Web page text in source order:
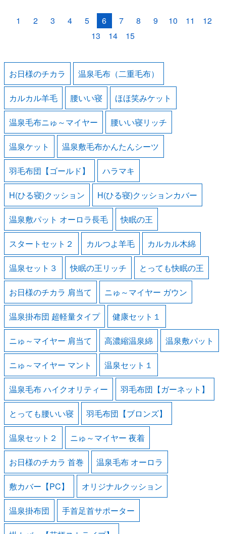
1 2 3 4 5 6 7 8 9 10 11
12
13
14 15
お日様のチカラ 温泉毛布（二重毛布）
カルカル羊毛 腰いい寝 ほほ笑みケット
温泉毛布ニゅ～マイヤー 腰いい寝リッチ
温泉ケット 温泉敷毛布かんたんシーツ
羽毛布団【ゴールド】 ハラマキ
H(ひる寝)クッション H(ひる寝)クッションカバー
温泉敷パット オーロラ長毛 快眠の王
スタートセット２ カルつよ羊毛 カルカル木綿
温泉セット３ 快眠の王リッチ とっても快眠の王
お日様のチカラ 肩当て ニゅ～マイヤー ガウン
温泉掛布団 超軽量タイプ 健康セット１
ニゅ～マイヤー 肩当て 高濃縮温泉綿 温泉敷パット
ニゅ～マイヤー マント 温泉セット１
温泉毛布 ハイクオリティー 羽毛布団【ガーネット】
とっても腰いい寝 羽毛布団【ブロンズ】
温泉セット２ ニゅ～マイヤー 夜着
お日様のチカラ 首巻 温泉毛布 オーロラ
敷カバー【PC】 オリジナルクッション
温泉掛布団 手首足首サポーター